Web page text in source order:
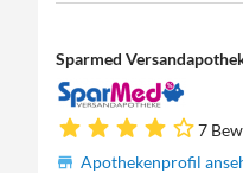
Sparmed
7
Apothekenprofil